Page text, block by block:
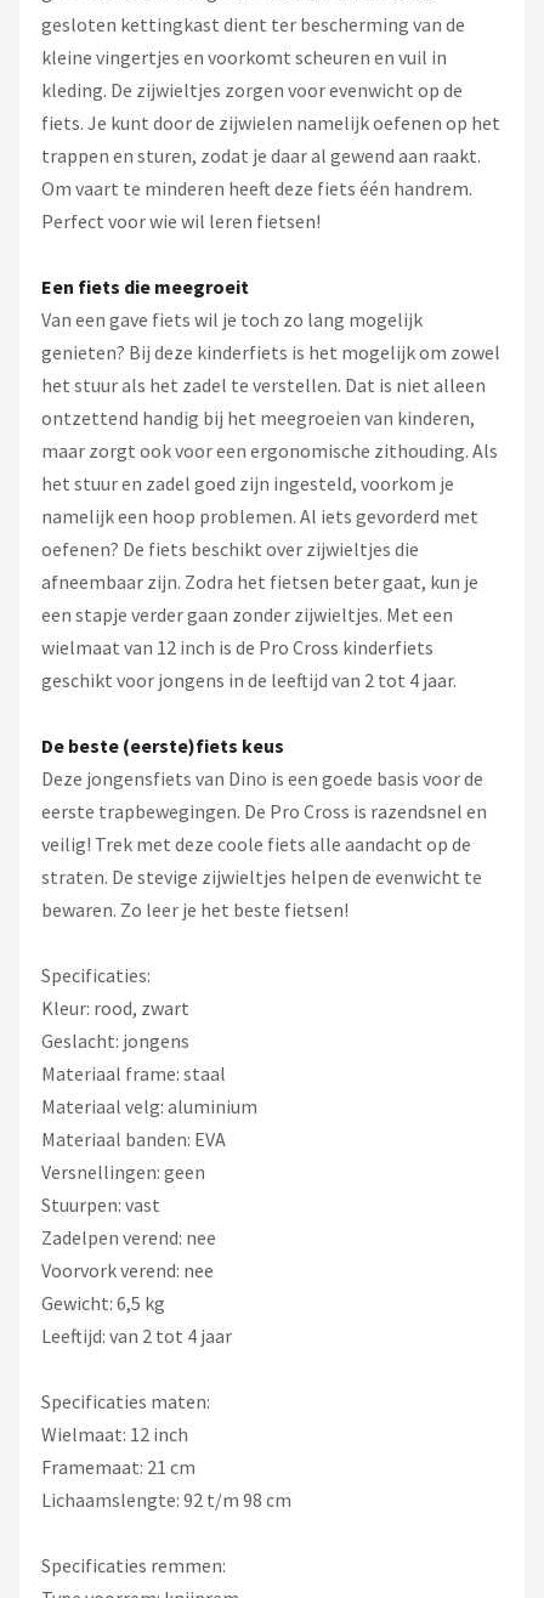
gesloten kettingkast dient ter bescherming van de
kleine vingertjes en voorkomt scheuren en vuil in
kleding. De zijwieltjes zorgen voor evenwicht op de
fiets. Je kunt door de zijwielen namelijk oefenen op het
trappen en sturen, zodat je daar al gewend aan raakt.
Om vaart te minderen heeft deze fiets één handrem.
Perfect voor wie wil leren fietsen!
Een fiets die meegroeit
Van een gave fiets wil je toch zo lang mogelijk
genieten? Bij deze kinderfiets is het mogelijk om zowel
het stuur als het zadel te verstellen. Dat is niet alleen
ontzettend handig bij het meegroeien van kinderen,
maar zorgt ook voor een ergonomische zithouding. Als
het stuur en zadel goed zijn ingesteld, voorkom je
namelijk een hoop problemen. Al iets gevorderd met
oefenen? De fiets beschikt over zijwieltjes die
afneembaar zijn. Zodra het fietsen beter gaat, kun je
een stapje verder gaan zonder zijwieltjes. Met een
wielmaat van 12 inch is de Pro Cross kinderfiets
geschikt voor jongens in de leeftijd van 2 tot 4 jaar.
De beste (eerste)fiets keus
Deze jongensfiets van Dino is een goede basis voor de
eerste trapbewegingen. De Pro Cross is razendsnel en
veilig! Trek met deze coole fiets alle aandacht op de
straten. De stevige zijwieltjes helpen de evenwicht te
bewaren. Zo leer je het beste fietsen!
Specificaties:
Kleur: rood, zwart
Geslacht: jongens
Materiaal frame: staal
Materiaal velg: aluminium
Materiaal banden: EVA
Versnellingen: geen
Stuurpen: vast
Zadelpen verend: nee
Voorvork verend: nee
Gewicht: 6,5 kg
Leeftijd: van 2 tot 4 jaar
Specificaties maten:
Wielmaat: 12 inch
Framemaat: 21 cm
Lichaamslengte: 92 t/m 98 cm
Specificaties remmen: